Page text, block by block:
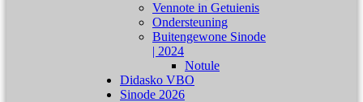
Vennote in Getuienis
Ondersteuning
Buitengewone Sinode
| 2024
Notule
Didasko VBO
Sinode 2026